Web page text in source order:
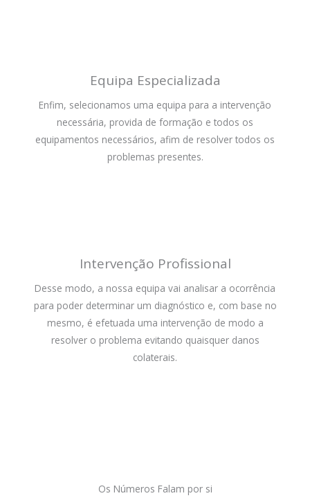
Equipa Especializada
Enfim, selecionamos uma equipa para a intervenção
necessária, provida de formação e todos os
equipamentos necessários, afim de resolver todos os
problemas presentes.
Intervenção Profissional
Desse modo, a nossa equipa vai analisar a ocorrência
para poder determinar um diagnóstico e, com base no
mesmo, é efetuada uma intervenção de modo a
resolver o problema evitando quaisquer danos
colaterais.
Os Números Falam por si